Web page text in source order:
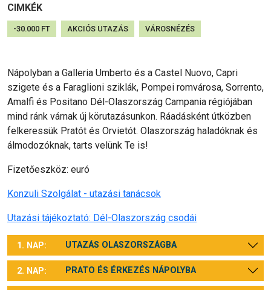
CIMKÉK
-30.000 FT AKCIÓS UTAZÁS VÁROSNÉZÉS
Nápolyban a Galleria Umberto és a Castel Nuovo, Capri
szigete és a Faraglioni sziklák, Pompei romvárosa, Sorrento,
Amalfi és Positano Dél-Olaszország Campania régiójában
mind ránk várnak új körutazásunkon. Ráadásként útközben
felkeressük Pratót és Orvietót. Olaszország haladóknak és
álmodozóknak, tarts velünk Te is!
Fizetőeszköz: euró
Konzuli Szolgálat - utazási tanácsok
Utazási tájékoztató: Dél-Olaszország csodái
1. NAP: UTAZÁS OLASZORSZÁGBA
2. NAP: PRATO ÉS ÉRKEZÉS NÁPOLYBA